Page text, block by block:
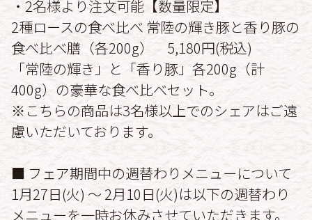
・2名様より注文可能【数量限定】
2種ロースの食べ比べ 常陸の輝き豚と香り豚の
食べ比べ膳（各200g） 5,180円(税込)
「常陸の輝き」と「香り豚」各200g（計
400g）の豪華な食べ比べセット。
※こちらの商品は3名様以上でのシェアはご遠
慮いただいております。
■ フェア期間中の週替わりメニューについて
1月27日(火) ～ 2月10日(火)は以下の週替わり
メニューを一時お休みさせていただきます。